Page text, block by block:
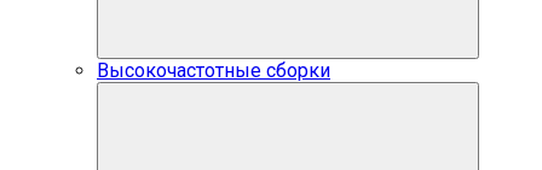
Высокочастотные сборки